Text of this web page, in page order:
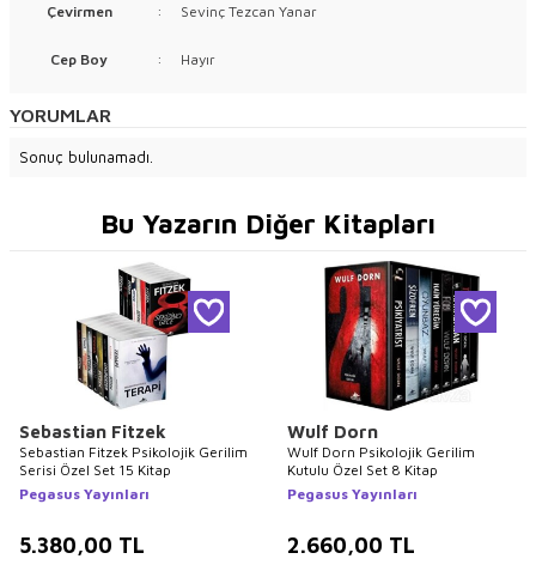
Çevirmen : Sevinç Tezcan Yanar
Cep Boy : Hayır
YORUMLAR
Sonuç bulunamadı.
Bu Yazarın Diğer Kitapları
Sebastian Fitzek
Sebastian Fitzek Psikolojik Gerilim
Serisi Özel Set 15 Kitap
Pegasus Yayınları
5.380,00 TL
Wulf Dorn
Wulf Dorn Psikolojik Gerilim
Kutulu Özel Set 8 Kitap
Pegasus Yayınları
2.660,00 TL